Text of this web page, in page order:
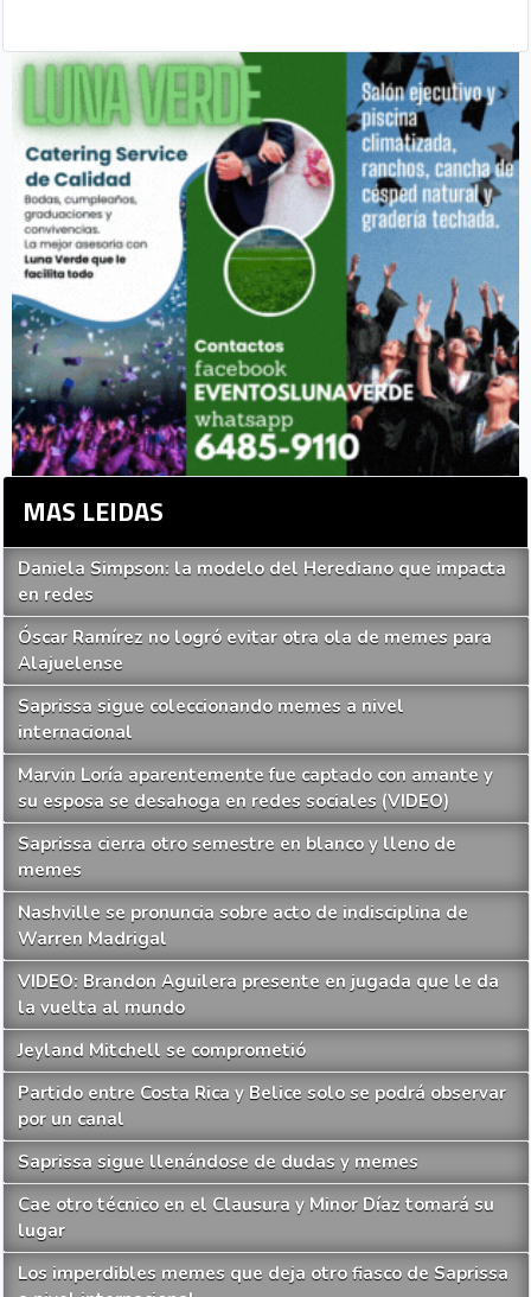
MAS LEIDAS
Daniela Simpson: la modelo del Herediano que impacta
en redes
Óscar Ramírez no logró evitar otra ola de memes para
Alajuelense
Saprissa sigue coleccionando memes a nivel
internacional
Marvin Loría aparentemente fue captado con amante y
su esposa se desahoga en redes sociales (VIDEO)
Saprissa cierra otro semestre en blanco y lleno de
memes
Nashville se pronuncia sobre acto de indisciplina de
Warren Madrigal
VIDEO: Brandon Aguilera presente en jugada que le da
la vuelta al mundo
Jeyland Mitchell se comprometió
Partido entre Costa Rica y Belice solo se podrá observar
por un canal
Saprissa sigue llenándose de dudas y memes
Cae otro técnico en el Clausura y Minor Díaz tomará su
lugar
Los imperdibles memes que deja otro fiasco de Saprissa